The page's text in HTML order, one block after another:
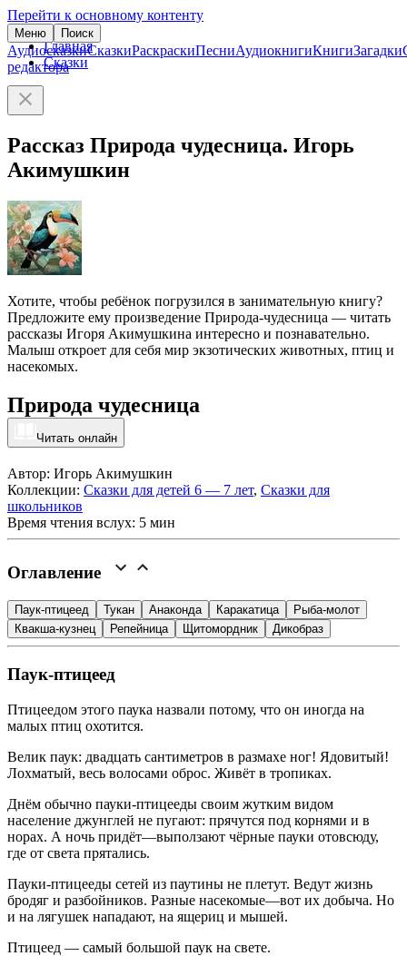
Перейти к основному контенту
Меню Поиск
АудиосказкиСказкиРаскраскиПесниАудиокнигиКнигиЗагадки
редактора
Главная
Сказки
Рассказ Природа чудесница. Игорь
Акимушкин
Хотите, чтобы ребёнок погрузился в занимательную книгу?
Предложите ему произведение Природа-чудесница — читать
рассказы Игоря Акимушкина интересно и познавательно.
Малыш откроет для себя мир экзотических животных, птиц и
насекомых.
Природа чудесница
Читать онлайн
Автор: Игорь Акимушкин
Коллекции: Сказки для детей 6 — 7 лет, Сказки для
школьников
Время чтения вслух: 5 мин
Оглавление
Паук-птицеед Тукан Анаконда Каракатица
Рыба-молот
Квакша-кузнец
Репейница Щитомордник Дикобраз
Паук-птицеед
Птицеедом этого паука назвали потому, что он иногда на
малых птиц охотится.
Велик паук: двадцать сантиметров в размахе ног! Ядовитый!
Лохматый, весь волосами оброс. Живёт в тропиках.
Днём обычно пауки-птицееды своим жутким видом
население джунглей не пугают: прячутся под корнями и в
норах. А ночь придёт—выползают чёрные пауки отовсюду,
где от света прятались.
Пауки-птицееды сетей из паутины не плетут. Ведут жизнь
бродяг и разбойников. Разные насекомые—вот их добыча. Но
и на лягушек нападают, на ящериц и мышей.
Птицеед — самый большой паук на свете.